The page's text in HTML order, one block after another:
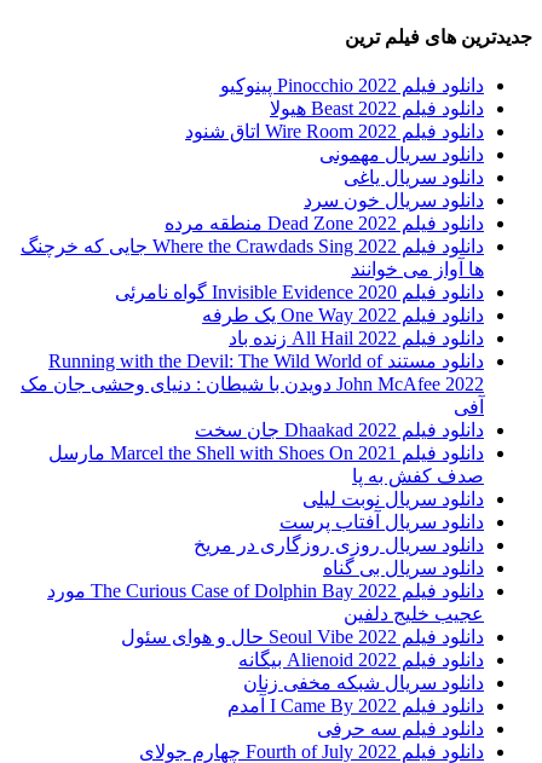
جدیدترین های فیلم ترین
دانلود فیلم Pinocchio 2022 پینوکیو
دانلود فیلم Beast 2022 هیولا
دانلود فیلم Wire Room 2022 اتاق شنود
دانلود سریال مهمونی
دانلود سریال یاغی
دانلود سریال خون سرد
دانلود فیلم 2022 Dead Zone منطقه مرده
دانلود فیلم Where the Crawdads Sing 2022 جایی که خرچنگ
ها آواز می خوانند
دانلود فیلم 2020 Invisible Evidence گواه نامرئی
دانلود فیلم One Way 2022 یک طرفه
دانلود فیلم All Hail 2022 زنده باد
دانلود مستند Running with the Devil: The Wild World of
John McAfee 2022 دویدن با شیطان : دنیای وحشی جان مک
آفی
دانلود فیلم Dhaakad 2022 جان سخت
دانلود فیلم Marcel the Shell with Shoes On 2021 مارسل
صدف کفش به پا
دانلود سریال نوبت لیلی
دانلود سریال آفتاب پرست
دانلود سریال روزی روزگاری در مریخ
دانلود سریال بی گناه
دانلود فیلم The Curious Case of Dolphin Bay 2022 مورد
عجیب خلیج دلفین
دانلود فیلم Seoul Vibe 2022 حال و هوای سئول
دانلود فیلم Alienoid 2022 بیگانه
دانلود سریال شبکه مخفی زنان
دانلود فیلم I Came By 2022 آمدم
دانلود فیلم سه حرفی
دانلود فیلم Fourth of July 2022 چهارم جولای